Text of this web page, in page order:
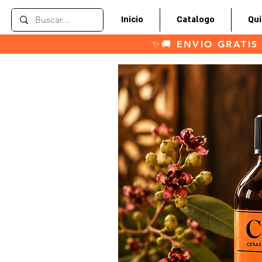
Inicio Catalogo
✨🚚 ENVIO